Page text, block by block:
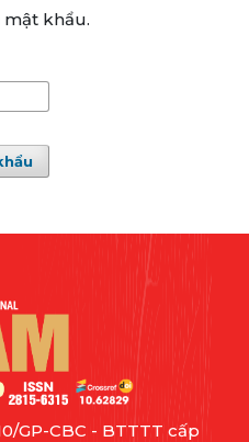
khẩu.
GP-CBC - BTTTT cấp